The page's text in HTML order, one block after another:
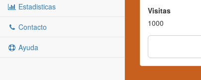
Estadisticas
Contacto
Ayuda
Visitas
1000